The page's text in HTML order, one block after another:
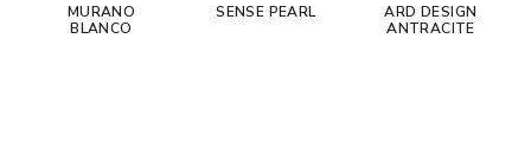
MURANO
BLANCO
SENSE PEARL
ARD DESIGN
ANTRACITE